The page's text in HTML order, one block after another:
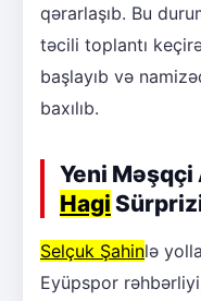
qərarlaşıb. Bu
təcili toplantı
başlayıb və
baxılıb.
Yeni Məşqçi
Hagi
Selçuk Şahinlə
Eyüpspor